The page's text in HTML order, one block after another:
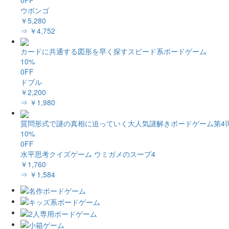
ウボンゴ
￥5,280
⇒ ￥4,752
カードに共通する図形を早く探すスピード系ボードゲーム
10%
0FF
ドブル
￥2,200
⇒ ￥1,980
質問形式で謎の真相に迫っていく大人気謎解きボードゲーム第4
10%
0FF
水平思考クイズゲーム ウミガメのスープ4
￥1,760
⇒ ￥1,584